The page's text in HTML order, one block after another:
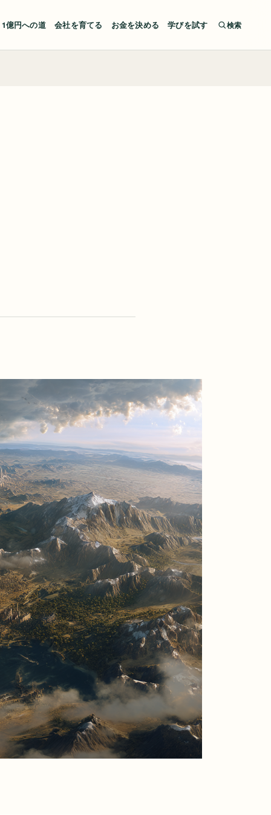
1億円への道 会社を育てる お金を決める 学びを試す 検索